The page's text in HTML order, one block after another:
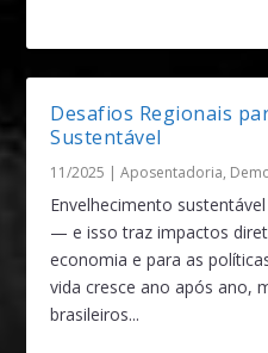
Desafios Regionais
Sustentável
11/2025 |Aposentadoria,
Envelhecimento
— e isso traz impactos
economia e para as
vida cresce ano após ano,
brasileiros...